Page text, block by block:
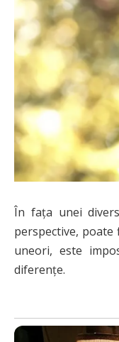
În fața unei
perspective,
uneori, este
diferențe.